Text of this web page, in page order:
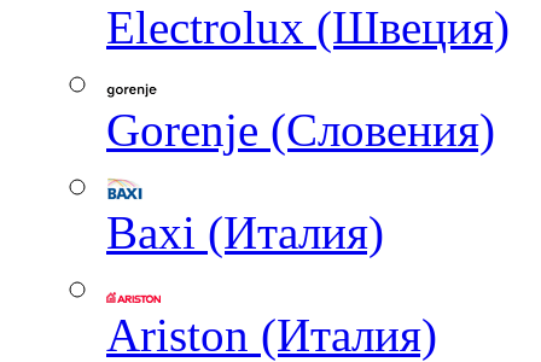
Electrolux (Швеция)
Gorenje (Словения)
Baxi (Италия)
Ariston (Италия)